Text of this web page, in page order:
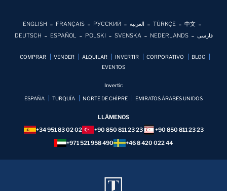
ENGLISH FRANÇAIS РУССКИЙ العربية TÜRKÇE
中文
DEUTSCH
ESPAÑOL POLSKI SVENSKA NEDERLANDS فارسی
COMPRAR VENDER ALQUILAR INVERTIR CORPORATIVO
BLOG
EVENTOS
Invertir:
ESPAÑA TURQUÍA NORTE DE CHİPRE EMIRATOS ÁRABES UNIDOS
LLÁMENOS
+34 951 83 02 02
+90 850 811 23 23
+90 850 811 23 23
+971 521 958 490
+46 8 420 022 44